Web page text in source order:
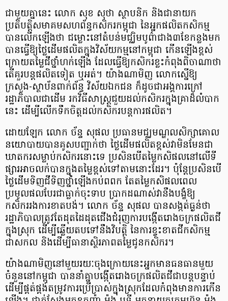
ជាមួយគ្នានេះ លោក សុខ សុថា ស្ថាបនិក និងជានាយក
ប្រតិបត្តិសមាគមសហព័ន្ធកសិករកម្ពុជា នៃអ្នកផលិតកសិកម្ម
បានលើកឡើងថា ជម្លោះនៅតំបន់មជ្ឈិមបូព៌ាជាង៣ខែកន្លងមក
បានធ្វើឱ្យថ្លៃដើមផលិតក្នុងវិស័យកម្មនៅកម្ពុជា កើនឡើងខ្ពស់
ក្រោយតម្លៃជីថ្នាំហក់ឡើង ដែលធ្វើឱ្យកសិករខ្លះកំពុងពិចាណាថា
តើគួរបន្តផលិតទៀត ឬអត់។ យ៉ាងណាមិញ លោកស្នើឱ្យ
ក្រសួង-ស្ថាប័នពាក់ព័ន្ធ វិស័យឯកជន ក៏ដូចជាអង្គការក្រៅ
រដ្ឋាភិបាលជាដើម រកវិធីសាស្ត្រជួយដល់កសិករក្នុងគ្រាដ៏លំបាក
នេះ ដើម្បីលើកទឹកចិត្តដល់កសិករបន្តការផលិត។
ដោយឡែក លោក ច័ន្ទ សុផល ប្រធានមជ្ឈមណ្ឌលសិក្សាគោល
នយោបាយបានគូសបញ្ជាក់ថា ថ្លៃដើមផលិតខ្ពស់វាមិនមែនជា
ឃាតករសម្លាប់កសិករនោះទេ ប្រសិនបើតម្លៃកសិផលនៅលើទី
ផ្សារអាចលក់បានក្នុងតម្លៃខ្ពស់ទៅតាមនោះដែរ។ ប៉ុន្តែប្រសិនបើ
ថ្លៃដើមទិញជីទិញថ្នាំឡើងកប់ពពក តែតម្លៃកសិផលពេល
ប្រមូលផលបែរជាធ្លាក់ចុះទាប ប្រាកដណាស់វានឹងបង្ខំឱ្យ
កសិកររងការខាតបង់។ លោក ច័ន្ទ សុផល បានសង្កត់ធ្ងន់ថា
រដ្ឋាភិបាលត្រូវតែដុតដៃដុតជើងជំរុញការបង្កើតរោងចក្រផលិតជី
ក្នុងស្រុក ដើម្បីឆ្លើយតបទៅនឹងវិបត្តិ នៃការខ្វះខាតជីកសិកម្ម
ជាសកល និងដើម្បីធានាស្ថិរភាពតម្លៃជូនកសិករ។
យ៉ាងណាមិញនៅមួយរយៈចុងក្រោយនេះអ្នកមានធនធានមួយ
ចំនួននៅកម្ពុជា បាននាំគ្នាបង្កើតរោងចក្រផលិតជីជាបន្តបន្ទាប់
ដើម្បីផ្គត់ផ្គង់តម្រូវការប្រើប្រាស់ក្នុងស្រុកដែលកំពុងមានការកើន